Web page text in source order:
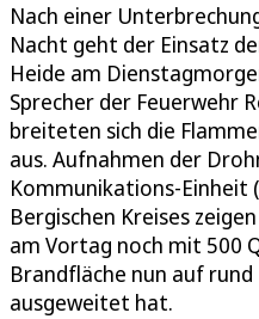
Nach einer
Nacht geht der Einsatz
Heide am
Sprecher der Feuerwehr
breiteten sich die
aus. Aufnahmen der
Kommunikations-Einheit
Bergischen Kreises
am Vortag noch mit 500
Brandfläche nun auf
ausgeweitet hat.